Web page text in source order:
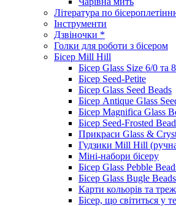
Література по
Інструменти
Дзвіночки *
Голки для роботи з бісером
Бісер Mill Hill
Бісер Glass Size 6/0 та
Бісер Seed-Petite
Бісер Glass Seed Beads
Бісер Antique Glass
Бісер Magnifica Glass
Бісер Seed-Frosted
Прикраси Glass &
Гудзики Mill Hill
Міні-набори бісеру
Бісер Glass Pebble
Бісер Glass Bugle Beads
Карти кольорів та
Бісер, що світиться у